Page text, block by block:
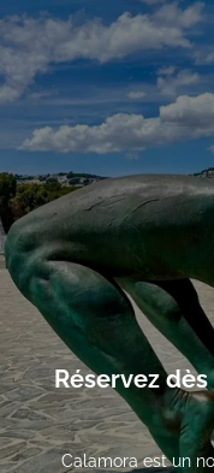
Réservez
Calamora est un